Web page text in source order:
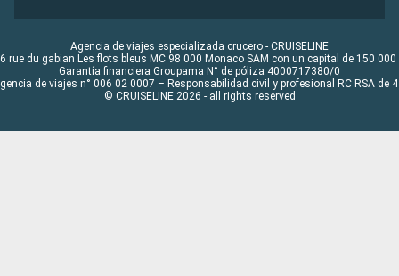
Agencia de viajes especializada crucero - CRUISELINE
rue du gabian Les flots bleus MC 98 000 Monaco SAM con un capital de 150 000
Garantía financiera Groupama N° de póliza 4000717380/0
de viajes n° 006 02 0007 – Responsabilidad civil y profesional RC RSA de
© CRUISELINE 2026 - all rights reserved